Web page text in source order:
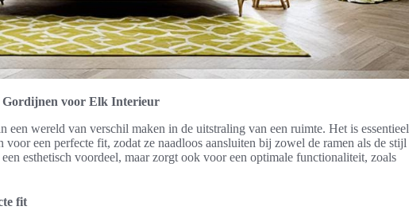
Gordijnen voor Elk Interieur
een wereld van verschil maken in de uitstraling van een ruimte. Het is essentieel
voor een perfecte fit, zodat ze naadloos aansluiten bij zowel de ramen als de stijl
esthetisch voordeel, maar zorgt ook voor een optimale functionaliteit, zoals
fit